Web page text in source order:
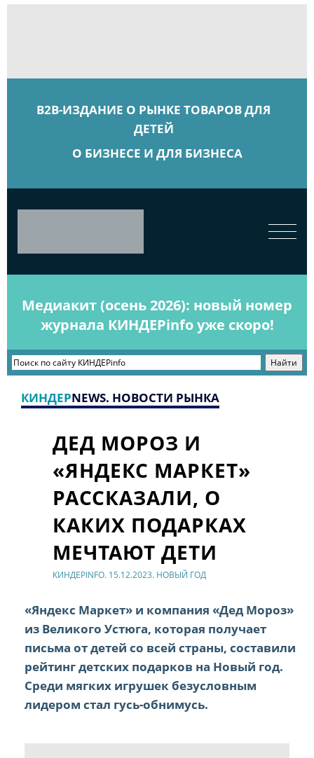
B2B-ИЗДАНИЕ О РЫНКЕ ТОВАРОВ ДЛЯ
ДЕТЕЙ
О БИЗНЕСЕ И ДЛЯ БИЗНЕСА
Медиакит (осень 2026): новый номер
журнала КИНДЕРinfo уже скоро!
КИНДЕРNEWS. НОВОСТИ РЫНКА
ДЕД МОРОЗ И
«ЯНДЕКС МАРКЕТ»
РАССКАЗАЛИ, О
КАКИХ ПОДАРКАХ
МЕЧТАЮТ ДЕТИ
КИНДЕРINFO. 15.12.2023. НОВЫЙ ГОД
«Яндекс Маркет» и компания «Дед Мороз»
из Великого Устюга, которая получает
письма от детей со всей страны, составили
рейтинг детских подарков на Новый год.
Среди мягких игрушек безусловным
лидером стал гусь-обнимусь.